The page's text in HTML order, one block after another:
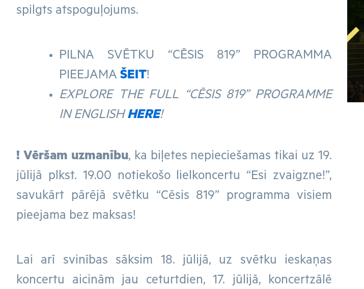
spilgts atspoguļojums.
PILNA SVĒTKU “CĒSIS 819” PROGRAMMA
PIEEJAMA ŠEIT!
EXPLORE THE FULL “CĒSIS 819” PROGRAMME
IN ENGLISHHERE!
! Vēršam uzmanību, ka biļetes nepieciešamas tikai uz 19.
jūlijā plkst. 19.00 notiekošo lielkoncertu “Esi zvaigzne!”,
savukārt pārējā svētku “Cēsis 819” programma visiem
pieejama bez maksas!
Lai arī svinības sāksim 18. jūlijā, uz svētku ieskaņas
koncertu aicinām jau ceturtdien, 17. jūlijā, koncertzālē